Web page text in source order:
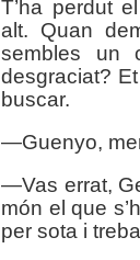
T’ha perdut
alt. Quan
sembles un
desgraciat?
buscar.
—Guenyo,
—Vas errat,
món el que
per sota i